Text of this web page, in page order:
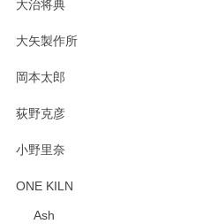
大治将典
大矢製作所
岡本太郎
荻野克彦
小野里奈
ONE KILN
Ash